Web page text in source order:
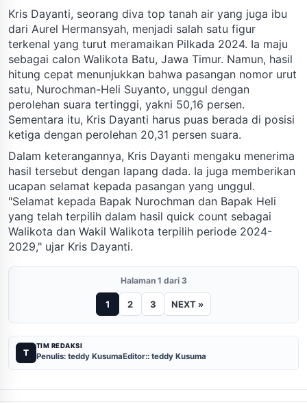
Kris Dayanti, seorang diva top tanah air yang juga ibu
dari Aurel Hermansyah, menjadi salah satu figur
terkenal yang turut meramaikan Pilkada 2024. Ia maju
sebagai calon Walikota Batu, Jawa Timur. Namun, hasil
hitung cepat menunjukkan bahwa pasangan nomor urut
satu, Nurochman-Heli Suyanto, unggul dengan
perolehan suara tertinggi, yakni 50,16 persen.
Sementara itu, Kris Dayanti harus puas berada di posisi
ketiga dengan perolehan 20,31 persen suara.
Dalam keterangannya, Kris Dayanti mengaku menerima
hasil tersebut dengan lapang dada. Ia juga memberikan
ucapan selamat kepada pasangan yang unggul.
"Selamat kepada Bapak Nurochman dan Bapak Heli
yang telah terpilih dalam hasil quick count sebagai
Walikota dan Wakil Walikota terpilih periode 2024-
2029," ujar Kris Dayanti.
Halaman 1 dari 3
1 2 3 NEXT »
T
TIM REDAKSI
Penulis: teddy KusumaEditor:: teddy Kusuma